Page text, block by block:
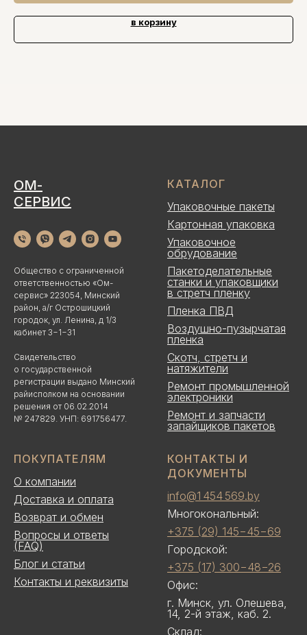
в корзину
ОМ-
СЕРВИС
Общество с ограниченной
ответственностью «Ом-
сервис» 223054, Минский
район, а/г Острошицкий
городок, ул. Ленина, д 1/3
кабинет 3−1−31
Свидетельство
о государственной
регистрации выдано Минский
райисполком на основании
решения от 06.02.2014
№ 247829. УНП: 691756477.
КАТАЛОГ
Упаковочные пакеты
Картонная упаковка
Упаковочное
обрудование
Пакетоделательные
станки и упаковщики
в стретч пленку
Пленка ПВД
Воздушно-пузырчатая
пленка
Скотч, стретч и
натяжители
Ремонт промышленной
электроники
Ремонт и запчасти
запайщиков пакетов
ПОКУПАТЕЛЯМ
О компании
Доставка и оплата
Возврат и обмен
Вопросы и ответы
(FAQ)
Блог и статьи
Контакты и реквизиты
КОНТАКТЫ И
ДОКУМЕНТЫ
info@1 454 569.by
Многокональный:
+375 (29) 145−45−69
Городской:
+375 (17) 300−48−26
Офис:
г. Минск, ул. Олешева,
14, 2-й этаж, каб. 2.
Склад: